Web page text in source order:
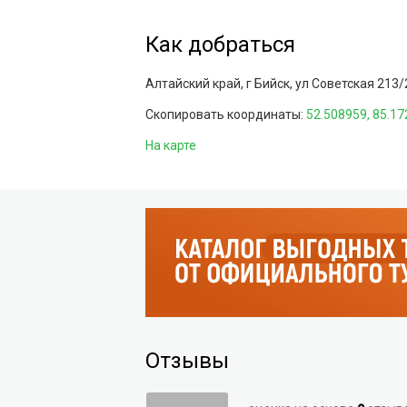
Как добраться
Алтайский край, г Бийск, ул Советская 213/
Скопировать координаты:
На карте
Отзывы